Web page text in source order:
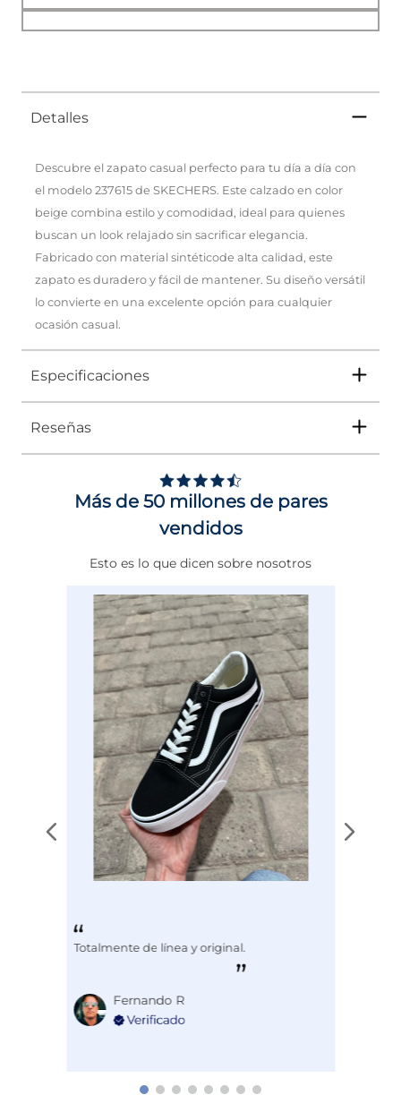
Detalles
Descubre el zapato casual perfecto para tu día a día con
el modelo 237615 de SKECHERS. Este calzado en color
beige combina estilo y comodidad, ideal para quienes
buscan un look relajado sin sacrificar elegancia.
Fabricado con material sintéticode alta calidad, este
zapato es duradero y fácil de mantener. Su diseño versátil
lo convierte en una excelente opción para cualquier
ocasión casual.
Especificaciones
Tipo
Género Hombre
DE 0 A 4 cms
NORMAL
BEIGE
Reseñas
Más de 50 millones de pares
vendidos
Esto es lo que dicen sobre nosotros
Totalmente de línea y original.
Fernando R